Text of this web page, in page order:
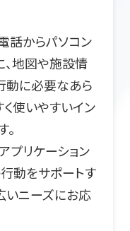
話からパソコン
地図や施設情
動に必要なあら
使いやすいイン
リケーション
動をサポートす
いニーズにお応